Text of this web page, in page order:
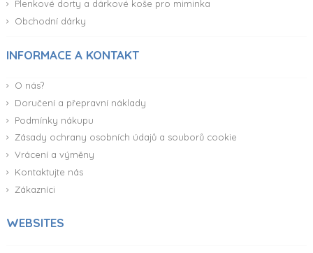
Plenkové dorty a dárkové koše pro miminka
Obchodní dárky
INFORMACE A KONTAKT
O nás?
Doručení a přepravní náklady
Podmínky nákupu
Zásady ochrany osobních údajů a souborů cookie
Vrácení a výměny
Kontaktujte nás
Zákazníci
WEBSITES